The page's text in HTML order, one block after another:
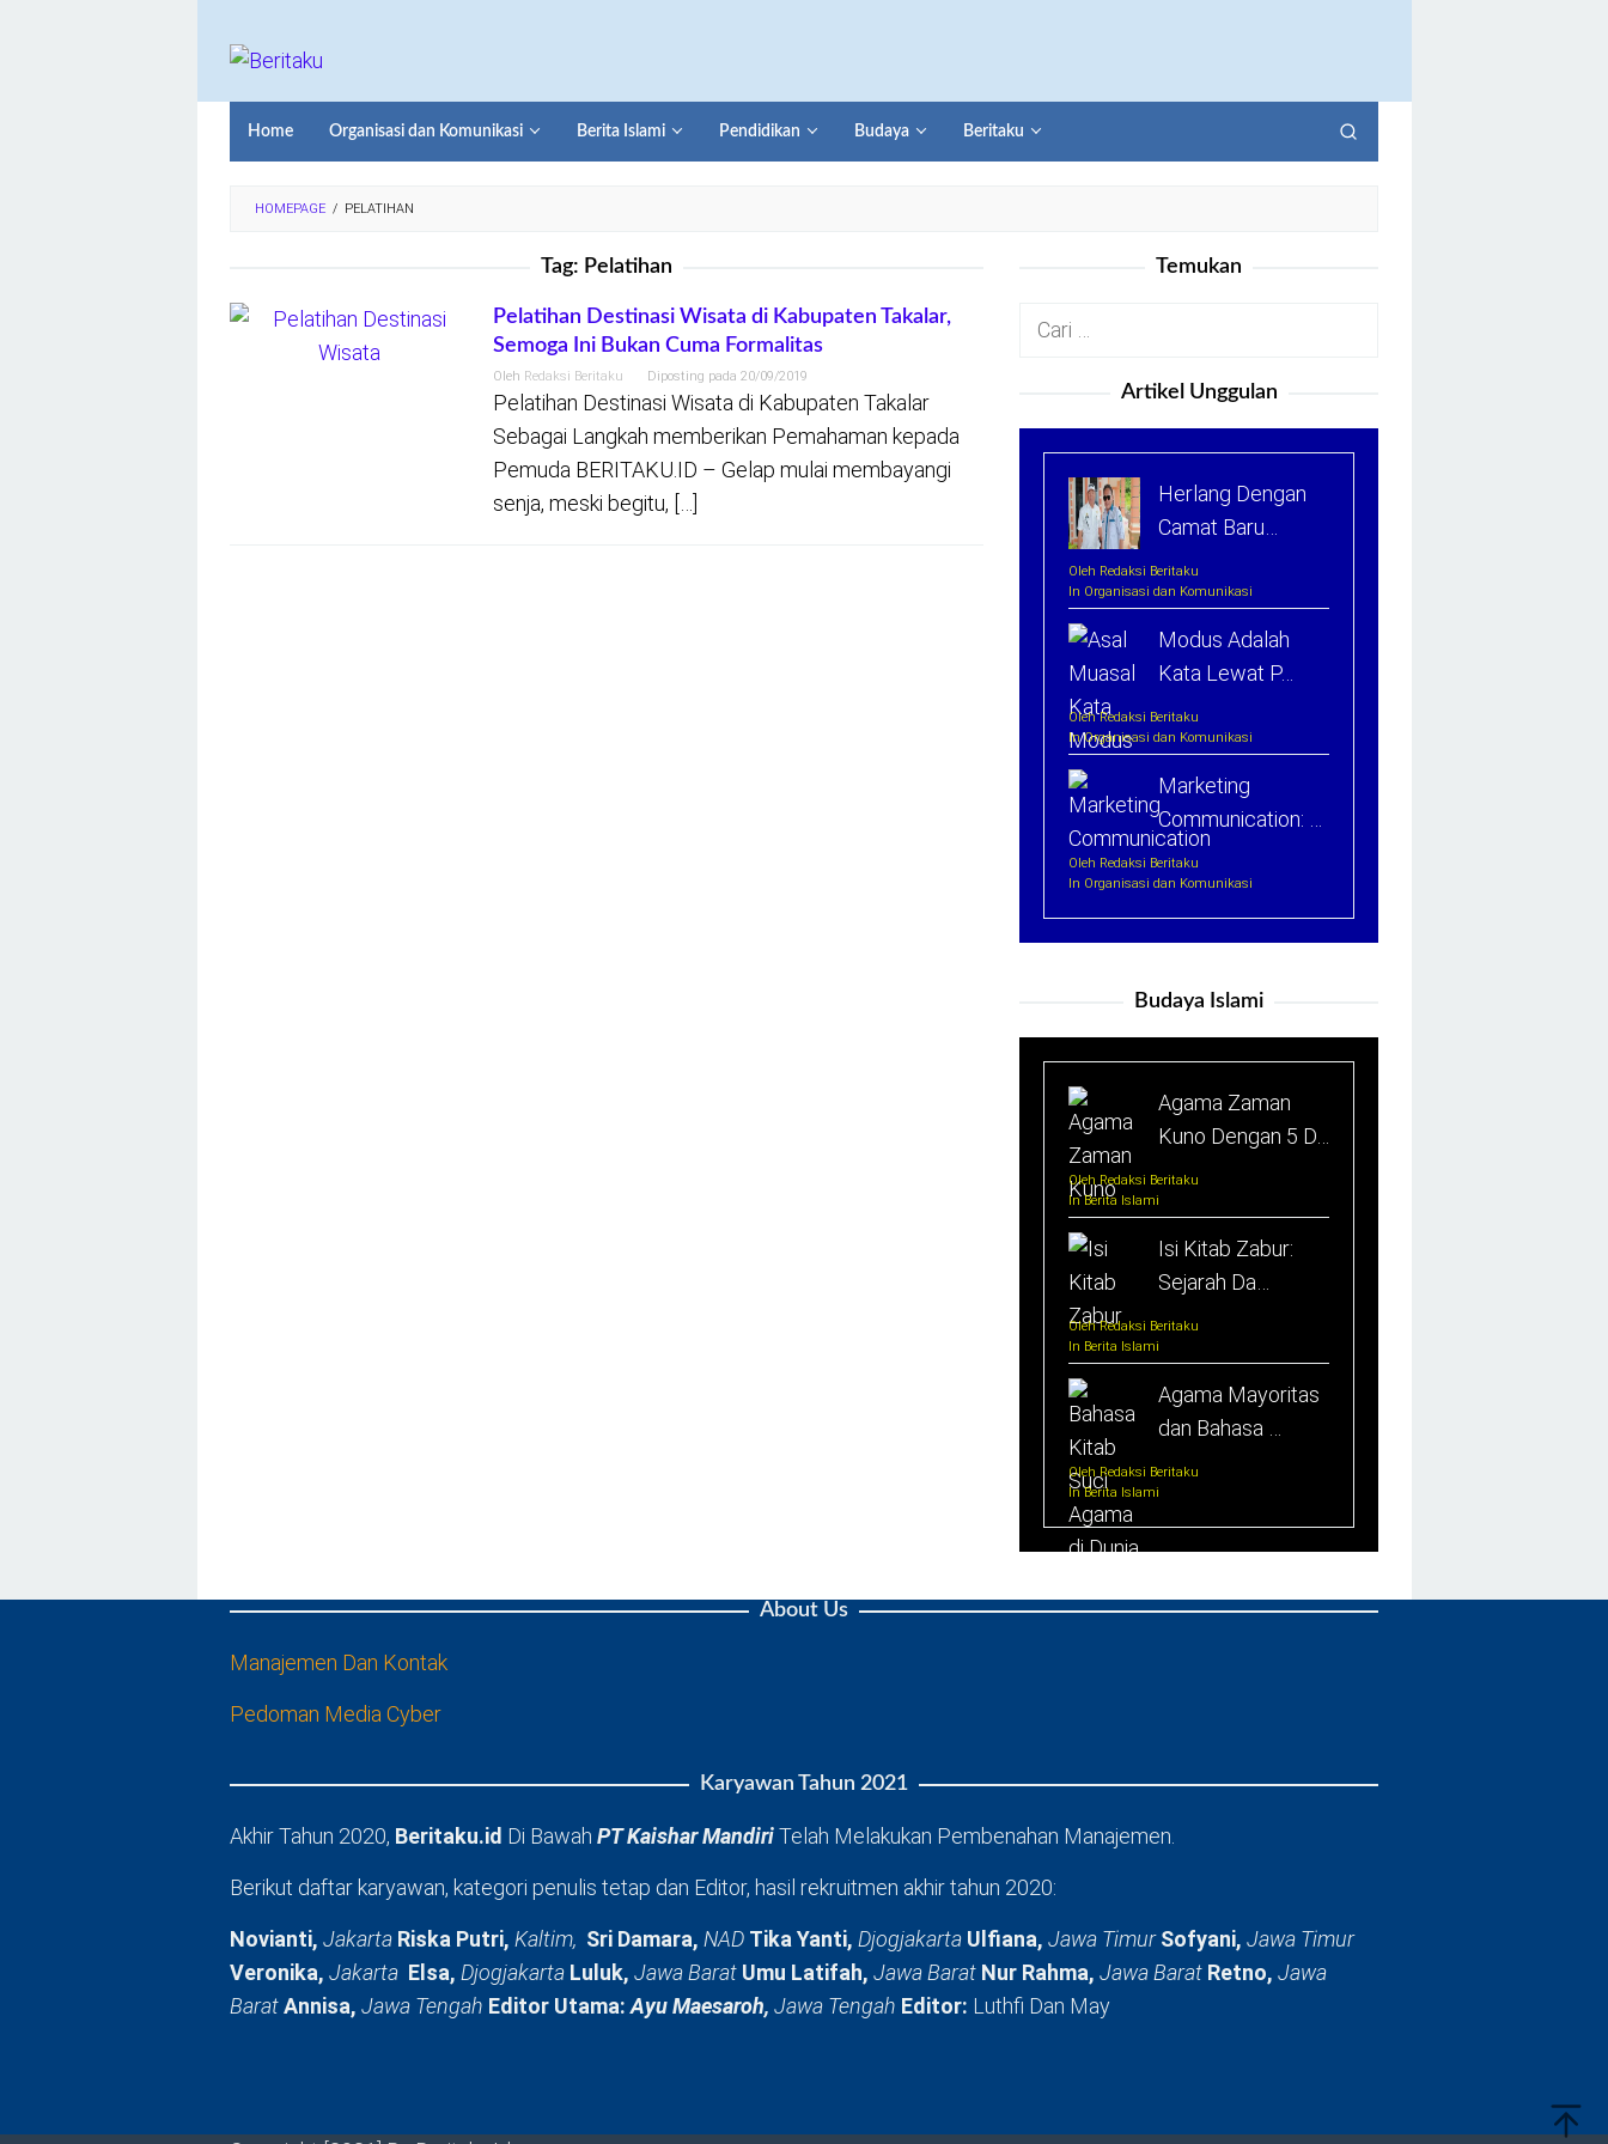
Home Organisasi dan Komunikasi Berita Islami Pendidikan Budaya Beritaku
HOMEPAGE / PELATIHAN
Tag: Pelatihan
Pelatihan Destinasi Wisata di Kabupaten Takalar,
Semoga Ini Bukan Cuma Formalitas
Oleh Redaksi Beritaku Diposting pada 20/09/2019
Pelatihan Destinasi Wisata di Kabupaten Takalar
Sebagai Langkah memberikan Pemahaman kepada
Pemuda BERITAKU.ID – Gelap mulai membayangi
senja, meski begitu, […]
Temukan
Cari
Artikel Unggulan
Herlang Dengan
Camat Baru…
Oleh Redaksi Beritaku
In Organisasi dan Komunikasi
Modus Adalah
Kata Lewat P…
Oleh Redaksi Beritaku
In Organisasi dan Komunikasi
Marketing
Communication: …
Oleh Redaksi Beritaku
In Organisasi dan Komunikasi
Budaya Islami
Agama Zaman
Kuno Dengan 5 D…
Oleh Redaksi Beritaku
In Berita Islami
Isi Kitab Zabur:
Sejarah Da…
Oleh Redaksi Beritaku
In Berita Islami
Agama Mayoritas
dan Bahasa …
Oleh Redaksi Beritaku
In Berita Islami
About Us
Manajemen Dan Kontak
Pedoman Media Cyber
Karyawan Tahun 2021
Akhir Tahun 2020, Beritaku.id Di Bawah PT Kaishar MandiriTelah Melakukan Pembenahan Manajemen.
Berikut daftar karyawan, kategori penulis tetap dan Editor, hasil rekruitmen akhir tahun 2020:
Novianti, Jakarta Riska Putri, Kaltim, Sri Damara, NAD Tika Yanti, Djogjakarta Ulfiana, Jawa TimurSofyani, Jawa Timur
Veronika, Jakarta Elsa, Djogjakarta Luluk, Jawa Barat Umu Latifah, Jawa Barat Nur Rahma, Jawa Barat Retno, Jawa
BaratAnnisa, Jawa Tengah Editor Utama:Ayu Maesaroh, Jawa Tengah Editor: Luthfi Dan May